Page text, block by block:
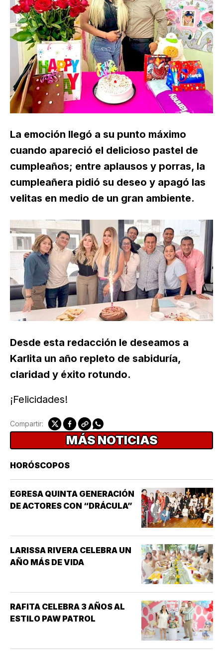
La emoción llegó a su punto máximo
cuando apareció el delicioso pastel de
cumpleaños; entre aplausos y porras, la
cumpleañera pidió su deseo y apagó las
velitas en medio de un gran ambiente.
Desde esta redacción le deseamos a
Karlita un año repleto de sabiduría,
claridad y éxito rotundo.
¡Felicidades!
Compartir:
MÁS NOTICIAS
HORÓSCOPOS
EGRESA QUINTA GENERACIÓN
DE ACTORES CON “DRÁCULA”
LARISSA RIVERA CELEBRA UN
AÑO MÁS DE VIDA
RAFITA CELEBRA 3 AÑOS AL
ESTILO PAW PATROL